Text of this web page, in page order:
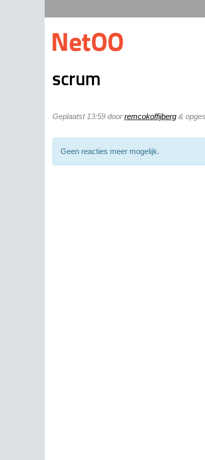
scrum
Geplaatst 13:59 doorremcokoffijberg &
Geen reacties meer mogelijk.